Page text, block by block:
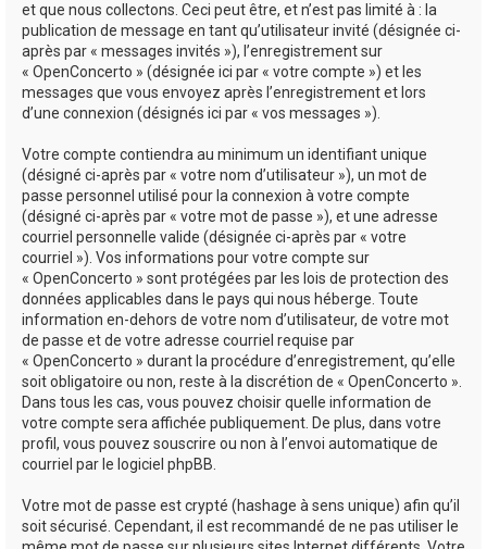
et que nous collectons. Ceci peut être, et n’est pas limité à : la
publication de message en tant qu’utilisateur invité (désignée ci-
après par « messages invités »), l’enregistrement sur
« OpenConcerto » (désignée ici par « votre compte ») et les
messages que vous envoyez après l’enregistrement et lors
d’une connexion (désignés ici par « vos messages »).
Votre compte contiendra au minimum un identifiant unique
(désigné ci-après par « votre nom d’utilisateur »), un mot de
passe personnel utilisé pour la connexion à votre compte
(désigné ci-après par « votre mot de passe »), et une adresse
courriel personnelle valide (désignée ci-après par « votre
courriel »). Vos informations pour votre compte sur
« OpenConcerto » sont protégées par les lois de protection des
données applicables dans le pays qui nous héberge. Toute
information en-dehors de votre nom d’utilisateur, de votre mot
de passe et de votre adresse courriel requise par
« OpenConcerto » durant la procédure d’enregistrement, qu’elle
soit obligatoire ou non, reste à la discrétion de « OpenConcerto ».
Dans tous les cas, vous pouvez choisir quelle information de
votre compte sera affichée publiquement. De plus, dans votre
profil, vous pouvez souscrire ou non à l’envoi automatique de
courriel par le logiciel phpBB.
Votre mot de passe est crypté (hashage à sens unique) afin qu’il
soit sécurisé. Cependant, il est recommandé de ne pas utiliser le